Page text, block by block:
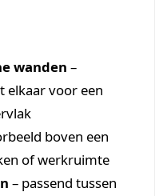
wanden –
elkaar voor een
boven een
of werkruimte
– passend tussen